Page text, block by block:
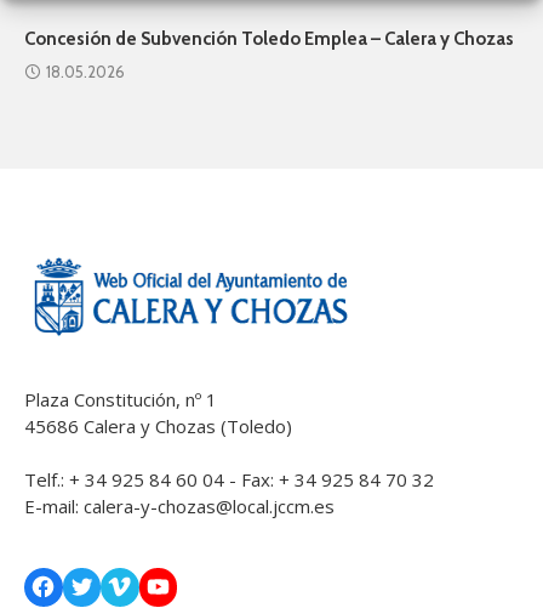
Concesión de Subvención Toledo Emplea – Calera y Chozas
18.05.2026
Plaza Constitución, nº 1
45686 Calera y Chozas (Toledo)
Telf.: + 34 925 84 60 04 - Fax: + 34 925 84 70 32
E-mail: calera-y-chozas@local.jccm.es
Facebook
Twitter
VimeoYouTube